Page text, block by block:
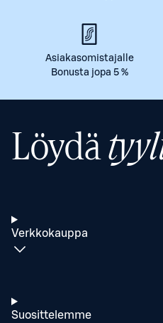
Asiakasomistajalle
Bonusta jopa 5 %
Löydä
Verkkokauppa
Suosittelemme